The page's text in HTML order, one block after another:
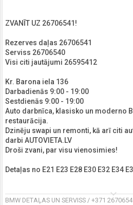
ZVANĪT UZ 26706541!
Rezerves daļas 26706541
Serviss 26706540
Visi citi jautājumi 26595412
Kr. Barona iela 136
Darbadienās 9:00 - 19:00
Sestdienās 9:00 - 19:00
Auto darbnīca, klasisko un moderno
restaurācija.
Dzinēju swapi un remonti, kā arī citi
darbi AUTOVIETA.LV
Droši zvani, par visu vienosimies!
Detaļas no E21 E23 E28 E30 E32 E34
keyboard_arrow_down
BMW DETAĻAS UN SERVISS / +371